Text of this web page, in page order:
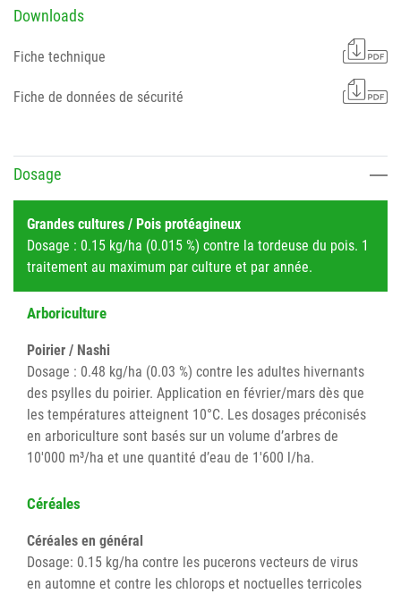
Downloads
Fiche technique
Fiche de données de sécurité
Dosage
Grandes cultures / Pois protéagineux
Dosage : 0.15 kg/ha (0.015 %) contre la tordeuse du pois. 1
traitement au maximum par culture et par année.
Arboriculture
Poirier / Nashi
Dosage : 0.48 kg/ha (0.03 %) contre les adultes hivernants
des psylles du poirier. Application en février/mars dès que
les températures atteignent 10°C. Les dosages préconisés
en arboriculture sont basés sur un volume d’arbres de
10'000 m³/ha et une quantité d’eau de 1'600 l/ha.
Céréales
Céréales en général
Dosage: 0.15 kg/ha contre les pucerons vecteurs de virus
en automne et contre les chlorops et noctuelles terricoles